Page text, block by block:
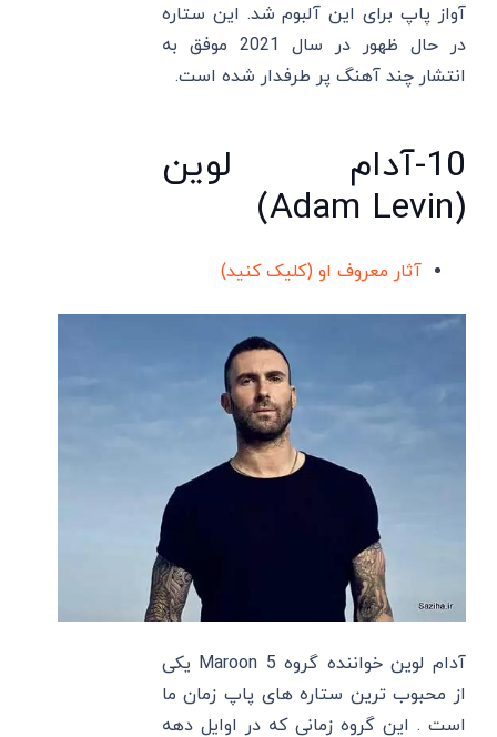
آواز پاپ برای این آلبوم شد. این ستاره
در حال ظهور در سال 2021 موفق به
انتشار چند آهنگ پر طرفدار شده است.
10-آدام لوین
(Adam Levin)
آثار معروف او (کلیک کنید)
آدام لوین خواننده گروه Maroon 5 یکی
از محبوب ترین ستاره های پاپ زمان ما
است . این گروه زمانی که در اوایل دهه